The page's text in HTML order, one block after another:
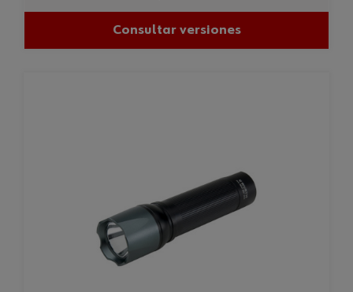
Consultar versiones